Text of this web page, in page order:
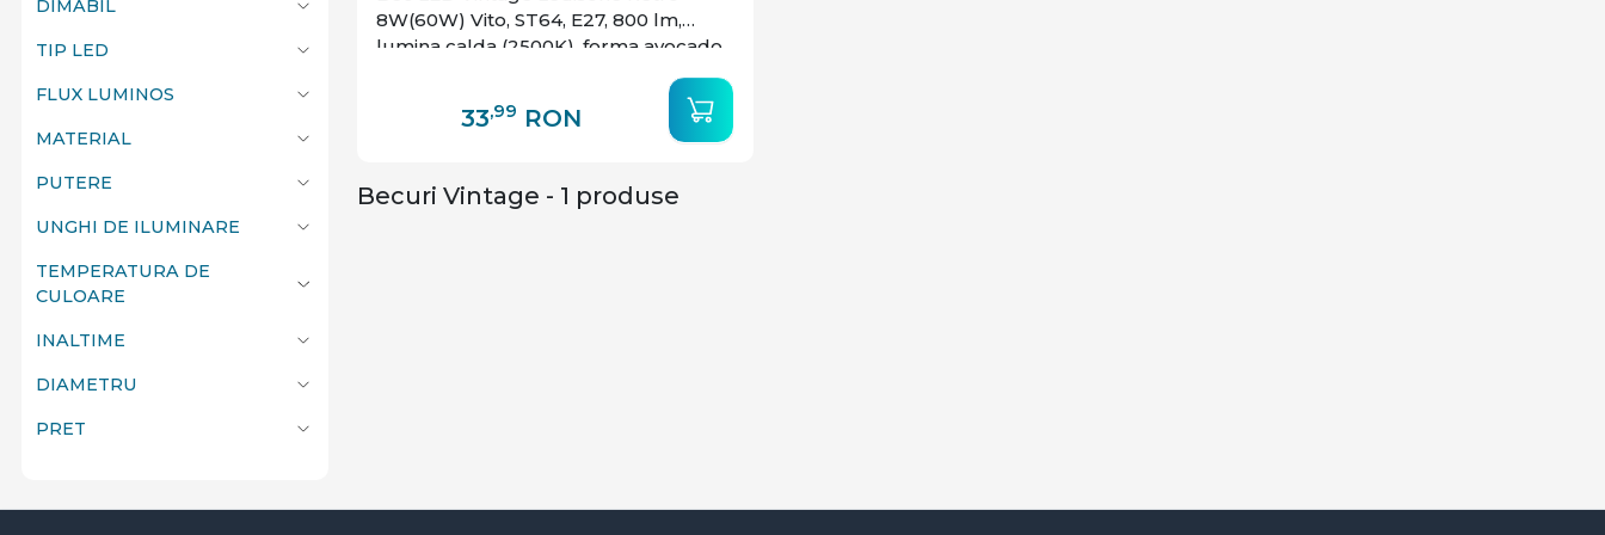
DIMABIL
TIP LED
FLUX LUMINOS
MATERIAL
PUTERE
UNGHI DE ILUMINARE
TEMPERATURA DE
CULOARE
INALTIME
DIAMETRU
PRET
8W(60W) Vito, ST64, E27, 800 lm,
lumina calda (2500K), forma avocado,
33,99 RON
Becuri Vintage - 1 produse